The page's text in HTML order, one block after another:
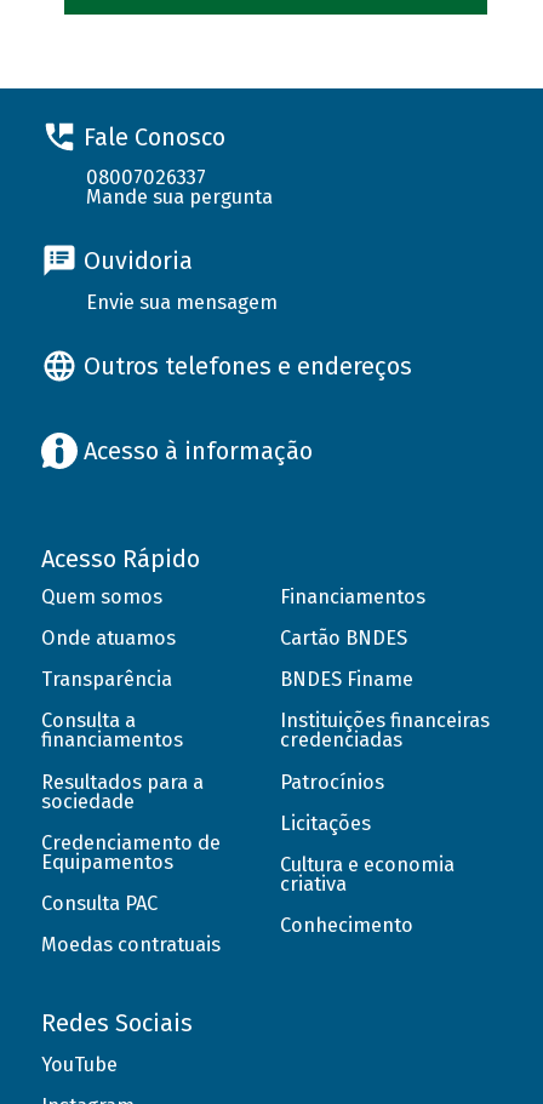
Fale Conosco
08007026337
Mande sua pergunta
Ouvidoria
Envie sua mensagem
Outros telefones e endereços
Acesso à informação
Acesso Rápido
Quem somos
Onde atuamos
Transparência
Consulta a
financiamentos
Resultados para a
sociedade
Credenciamento de
Equipamentos
Consulta PAC
Moedas contratuais
Financiamentos
Cartão BNDES
BNDES Finame
Instituições financeiras
credenciadas
Patrocínios
Licitações
Cultura e economia
criativa
Conhecimento
Redes Sociais
YouTube